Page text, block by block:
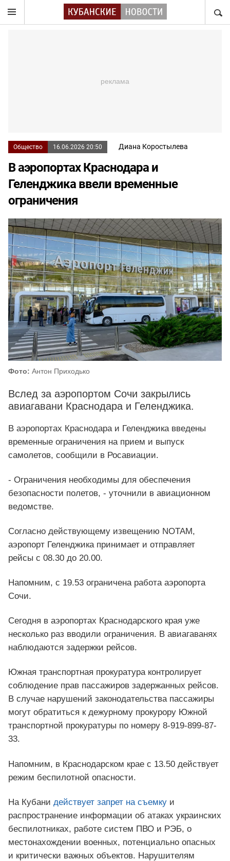
Общество 16.06.2026 20:50 Диана Коростылева
В аэропортах Краснодара и
Геленджика ввели временные
ограничения
Фото: Антон Приходько
Вслед за аэропортом Сочи закрылись
авиагавани Краснодара и Геленджика.
В аэропортах Краснодара и Геленджика введены
временные ограничения на прием и выпуск
самолетов, сообщили в Росавиации.
- Ограничения необходимы для обеспечения
безопасности полетов, - уточнили в авиационном
ведомстве.
Согласно действующему извещению NOTAM,
аэропорт Геленджика принимает и отправляет
рейсы с 08.30 до 20.00.
Напомним, с 19.53 ограничена работа аэропорта
Сочи.
Сегодня в аэропортах Краснодарского края уже
несколько раз вводили ограничения. В авиагаванях
наблюдаются задержки рейсов.
Южная транспортная прокуратура контролирует
соблюдение прав пассажиров задержанных рейсов.
В случае нарушений законодательства пассажиры
могут обратиться к дежурному прокурору Южной
транспортной прокуратуры по номеру 8-919-899-87-
33.
Напомним, в Краснодарском крае с 13.50 действует
режим беспилотной опасности.
На Кубани действует запрет на съемку и
распространение информации об атаках украинских
беспилотниках, работе систем ПВО и РЭБ, о
местонахождении военных, потенциально опасных
и критически важных объектов. Нарушителям